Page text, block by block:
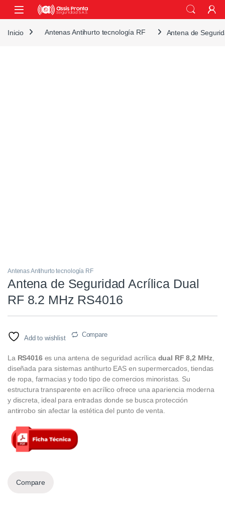
Skip to navigation
Skip to content
Inicio Antenas Antihurto tecnología RF Antena de
Antenas Antihurto tecnología RF
Antena de Seguridad Acrílica Dual
RF 8.2 MHz RS4016
Add to wishlist Compare
La RS4016es una antena de seguridad acrílica dual RF 8,2 MHz,
diseñada para sistemas antihurto EAS en supermercados, tiendas
de ropa, farmacias y todo tipo de comercios minoristas. Su
estructura transparente en acrílico ofrece una apariencia moderna
y discreta, ideal para entradas donde se busca protección
antirrobo sin afectar la estética del punto de venta.
Compare